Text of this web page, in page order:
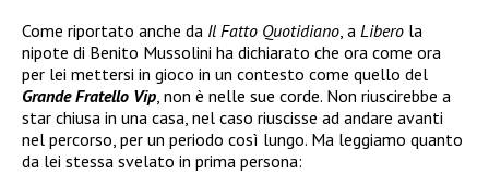
Come riportato anche da Il Fatto Quotidiano, a Libero la
nipote di Benito Mussolini ha dichiarato che ora come ora
per lei mettersi in gioco in un contesto come quello del
Grande Fratello Vip, non è nelle sue corde. Non riuscirebbe a
star chiusa in una casa, nel caso riuscisse ad andare avanti
nel percorso, per un periodo così lungo. Ma leggiamo quanto
da lei stessa svelato in prima persona: